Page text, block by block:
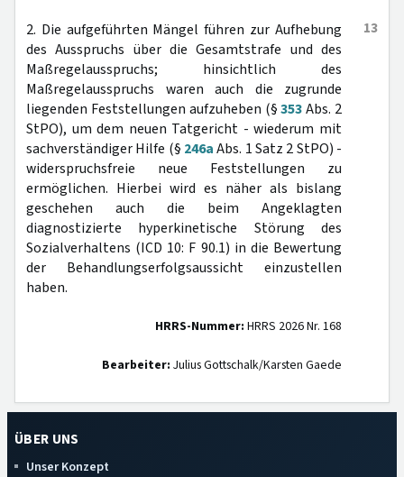
13
2. Die aufgeführten Mängel führen zur Aufhebung
des Ausspruchs über die Gesamtstrafe und des
Maßregelausspruchs; hinsichtlich des
Maßregelausspruchs waren auch die zugrunde
liegenden Feststellungen aufzuheben (§353Abs. 2
StPO), um dem neuen Tatgericht - wiederum mit
sachverständiger Hilfe (§ 246aAbs. 1 Satz 2 StPO) -
widerspruchsfreie neue Feststellungen zu
ermöglichen. Hierbei wird es näher als bislang
geschehen auch die beim Angeklagten
diagnostizierte hyperkinetische Störung des
Sozialverhaltens (ICD 10: F 90.1) in die Bewertung
der Behandlungserfolgsaussicht einzustellen
haben.
HRRS-Nummer: HRRS 2026 Nr. 168
Bearbeiter: Julius Gottschalk/Karsten Gaede
ÜBER UNS
Unser Konzept